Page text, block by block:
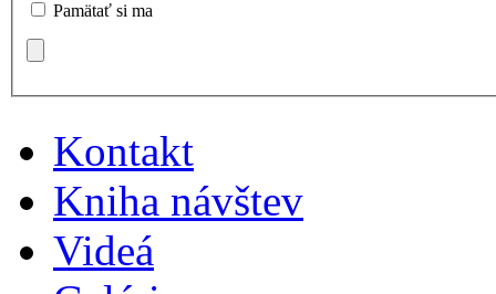
Pamätať si ma
Kontakt
Kniha návštev
Videá